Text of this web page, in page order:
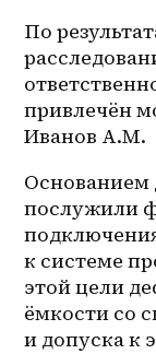
По
привлечён
Иванов А.М.
Основанием
послужили
к системе
этой цели
ёмкости со
и допуска к